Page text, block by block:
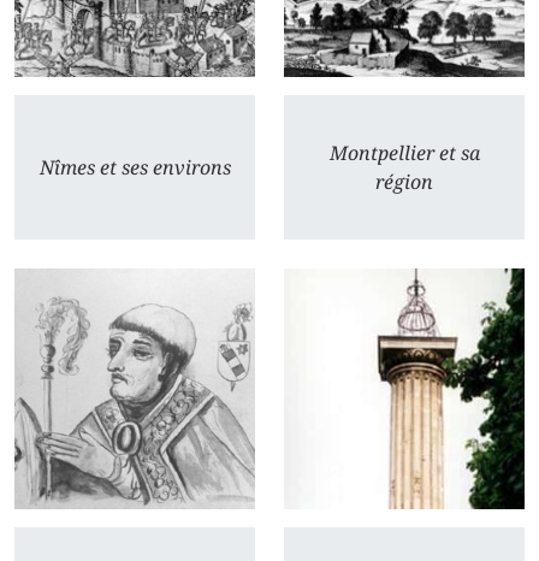
Nîmes et ses environs
Montpellier et sa
région